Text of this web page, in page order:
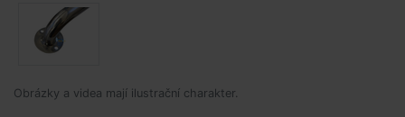
Obrázky a videa mají ilustrační charakter.